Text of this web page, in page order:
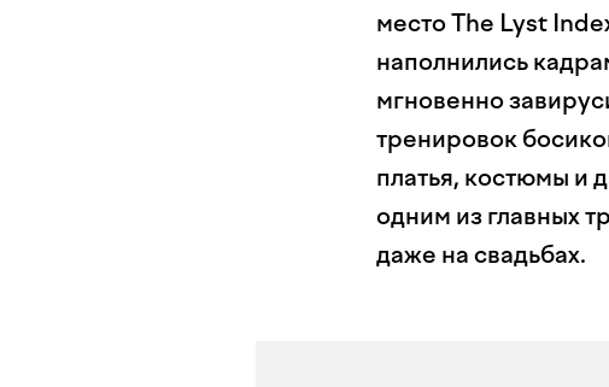
место The Lyst
наполнились
мгновенно
тренировок
платья, костюмы и
одним из главных
даже на свадьбах.